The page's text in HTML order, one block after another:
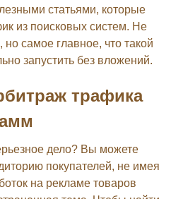
статьями, которые
из поисковых систем. Не
самое главное, что такой
запустить без вложений.
трафика
дело? Вы можете
покупателей, не имея
на рекламе товаров